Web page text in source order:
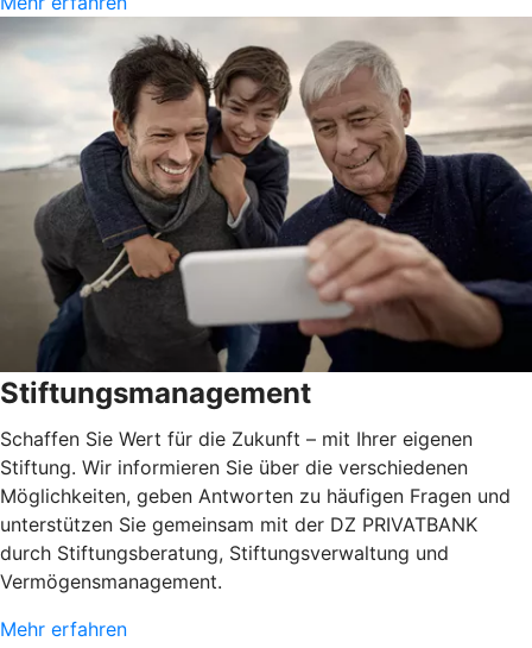
Stiftungsmanagement
Schaffen Sie Wert für die Zukunft – mit Ihrer eigenen
Stiftung. Wir informieren Sie über die verschiedenen
Möglichkeiten, geben Antworten zu häufigen Fragen und
unterstützen Sie gemeinsam mit der DZ PRIVATBANK
durch Stiftungsberatung, Stiftungsverwaltung und
Vermögensmanagement.
Mehr erfahren